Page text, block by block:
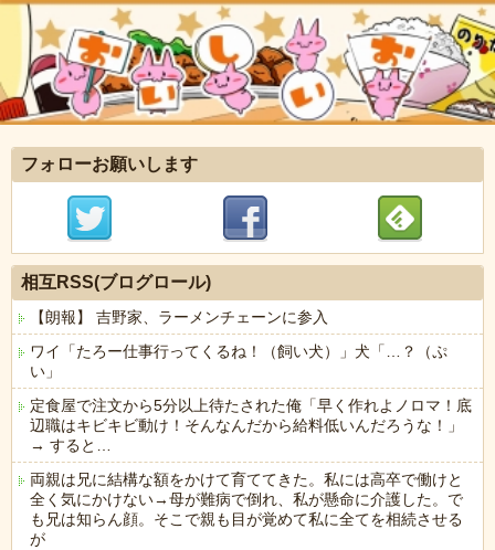
フォローお願いします
相互RSS(ブログロール)
【朗報】 吉野家、ラーメンチェーンに参入
ワイ「たろー仕事行ってくるね！（飼い犬）」犬「…？（ぷ
い」
定食屋で注文から5分以上待たされた俺「早く作れよノロマ！底
辺職はキビキビ動け！そんなんだから給料低いんだろうな！」
→ すると…
両親は兄に結構な額をかけて育ててきた。私には高卒で働けと
全く気にかけない→母が難病で倒れ、私が懸命に介護した。で
も兄は知らん顔。そこで親も目が覚めて私に全てを相続させる
が